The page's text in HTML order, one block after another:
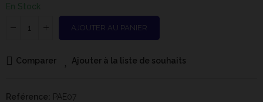
En Stock
AJOUTER AU PANIER
Comparer Ajouter à la liste de souhaits
Reférence: PAE07